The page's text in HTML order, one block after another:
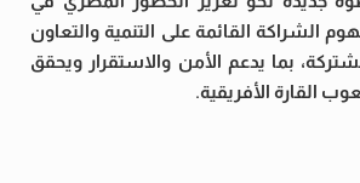
الشراكة القائمة على التنمية والتعاون
بما يدعم الأمن والاستقرار ويحقق
القارة الأفريقية.